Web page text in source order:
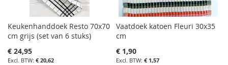
Keukenhanddoek Resto 70x70
cm grijs (set van 6 stuks)
€ 24,95
€ 20,62
Vaatdoek katoen Fleuri 30x35
cm
€ 1,90
€ 1,57